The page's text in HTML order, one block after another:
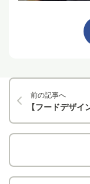
前の記事へ
【フードデザイ